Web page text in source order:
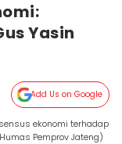
Yasin
Add Us on Google
ekonomi terhadap
Pemprov Jateng)